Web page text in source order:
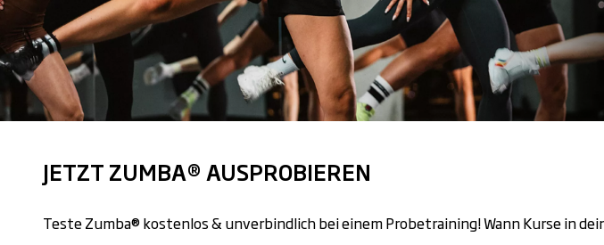
JETZT ZUMBA® AUSPROBIEREN
Teste Zumba® kostenlos & unverbindlich bei einem Probetraining! Wann Kurse in